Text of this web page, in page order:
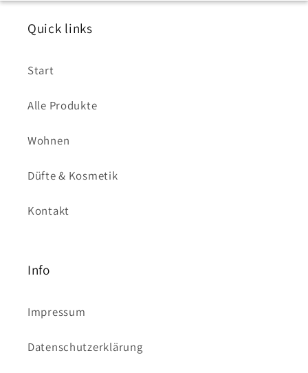
Quick links
Start
Alle Produkte
Wohnen
Düfte & Kosmetik
Kontakt
Info
Impressum
Datenschutzerklärung